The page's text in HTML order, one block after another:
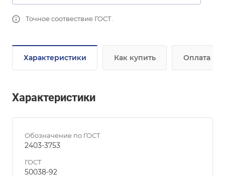
Точное соотвествие ГОСТ.
Характеристики Как купить Оплата
Характеристики
Обозначение по ГОСТ
2403-3753
ГОСТ
50038-92